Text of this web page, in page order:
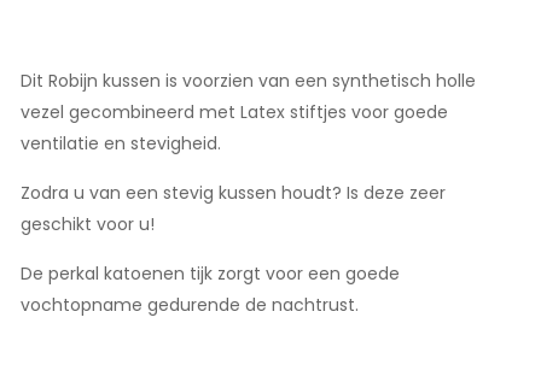
Dit Robijn kussen is voorzien van een synthetisch holle
vezel gecombineerd met Latex stiftjes voor goede
ventilatie en stevigheid.
Zodra u van een stevig kussen houdt? Is deze zeer
geschikt voor u!
De perkal katoenen tijk zorgt voor een goede
vochtopname gedurende de nachtrust.